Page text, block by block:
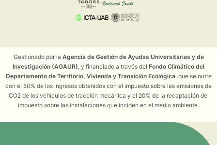
Gestionado por la Agencia de Gestión de Ayudas Universitarias y de
Investigación (AGAUR) , y financiado a través del Fondo Climático del
Departamento de Territorio, Vivienda y Transición Ecológica , que se nutre
con el 50% de los ingresos obtenidos con el impuesto sobre las emisiones de
CO2 de los vehículos de tracción mecánica y el 20% de la recaptación del
impuesto sobre las instalaciones que inciden en el medio ambiente.